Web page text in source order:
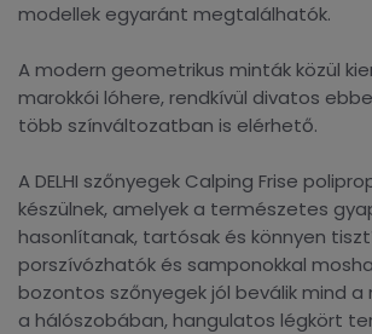
modellek egyaránt megtalálhatók.
A modern geometrikus minták közül
marokkói lóhere, rendkívül divatos
több színváltozatban is elérhető.
A DELHI szőnyegek Calping Frise
készülnek, amelyek a természetes
hasonlítanak, tartósak és könnyen
porszívózhatók és samponokkal
bozontos szőnyegek jól beválik mind a
a hálószobában, hangulatos légkört